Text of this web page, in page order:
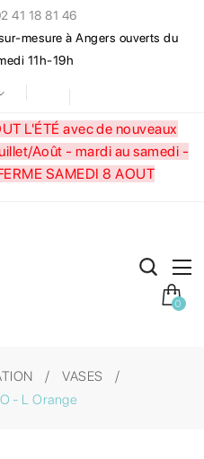
41 18 81 46
mesure à Angers ouverts du
11h-19h
L'ÉTÉ avec de nouveaux
Août - mardi au samedi -
SAMEDI 8 AOUT
0
VASES
- L Orange